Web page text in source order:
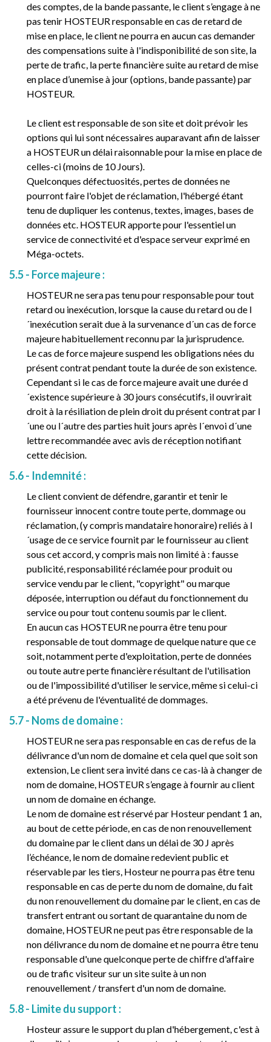
des comptes, de la bande passante, le client s’engage à ne
pas tenir HOSTEUR responsable en cas de retard de
mise en place, le client ne pourra en aucun cas demander
des compensations suite à l'indisponibilité de son site, la
perte de trafic, la perte financière suite au retard de mise
en place d’unemise à jour (options, bande passante) par
HOSTEUR.
Le client est responsable de son site et doit prévoir les
options qui lui sont nécessaires auparavant afin de laisser
a HOSTEUR un délai raisonnable pour la mise en place de
celles-ci (moins de 10 Jours).
Quelconques défectuosités, pertes de données ne
pourront faire l'objet de réclamation, l'hébergé étant
tenu de dupliquer les contenus, textes, images, bases de
données etc. HOSTEUR apporte pour l'essentiel un
service de connectivité et d'espace serveur exprimé en
Méga-octets.
5.5 - Force majeure :
HOSTEUR ne sera pas tenu pour responsable pour tout
retard ou inexécution, lorsque la cause du retard ou de l
´inexécution serait due à la survenance d´un cas de force
majeure habituellement reconnu par la jurisprudence.
Le cas de force majeure suspend les obligations nées du
présent contrat pendant toute la durée de son existence.
Cependant si le cas de force majeure avait une durée d
´existence supérieure à 30 jours consécutifs, il ouvrirait
droit à la résiliation de plein droit du présent contrat par l
´une ou l´autre des parties huit jours après l´envoi d´une
lettre recommandée avec avis de réception notifiant
cette décision.
5.6 - Indemnité :
Le client convient de défendre, garantir et tenir le
fournisseur innocent contre toute perte, dommage ou
réclamation, (y compris mandataire honoraire) reliés à l
´usage de ce service fournit par le fournisseur au client
sous cet accord, y compris mais non limité à : fausse
publicité, responsabilité réclamée pour produit ou
service vendu par le client, "copyright" ou marque
déposée, interruption ou défaut du fonctionnement du
service ou pour tout contenu soumis par le client.
En aucun cas HOSTEUR ne pourra être tenu pour
responsable de tout dommage de quelque nature que ce
soit, notamment perte d'exploitation, perte de données
ou toute autre perte financière résultant de l'utilisation
ou de l'impossibilité d'utiliser le service, même si celui-ci
a été prévenu de l'éventualité de dommages.
5.7 - Noms de domaine :
HOSTEUR ne sera pas responsable en cas de refus de la
délivrance d'un nom de domaine et cela quel que soit son
extension, Le client sera invité dans ce cas-là à changer de
nom de domaine, HOSTEUR s’engage à fournir au client
un nom de domaine en échange.
Le nom de domaine est réservé par Hosteur pendant 1 an,
au bout de cette période, en cas de non renouvellement
du domaine par le client dans un délai de 30 J après
l’échéance, le nom de domaine redevient public et
réservable par les tiers, Hosteur ne pourra pas être tenu
responsable en cas de perte du nom de domaine, du fait
du non renouvellement du domaine par le client, en cas de
transfert entrant ou sortant de quarantaine du nom de
domaine, HOSTEUR ne peut pas être responsable de la
non délivrance du nom de domaine et ne pourra être tenu
responsable d'une quelconque perte de chiffre d'affaire
ou de trafic visiteur sur un site suite à un non
renouvellement / transfert d'un nom de domaine.
5.8 - Limite du support :
Hosteur assure le support du plan d'hébergement, c'est à